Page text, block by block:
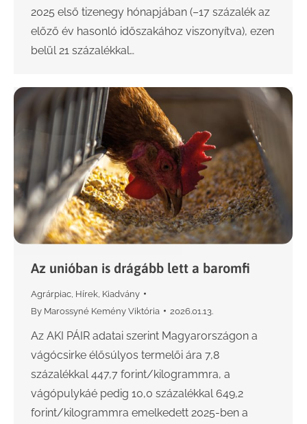
2025 első tizenegy hónapjában (–17 százalék az
előző év hasonló időszakához viszonyítva), ezen
belül 21 százalékkal…
Az unióban is drágább lett a baromfi
Agrárpiac Hírek Kiadvány
By Marossyné Kemény Viktória 2026.01.13.
Az AKI PÁIR adatai szerint Magyarországon a
vágócsirke élősúlyos termelői ára 7,8
százalékkal 447,7 forint/kilogrammra, a
vágópulykáé pedig 10,0 százalékkal 649,2
forint/kilogrammra emelkedett 2025-ben a